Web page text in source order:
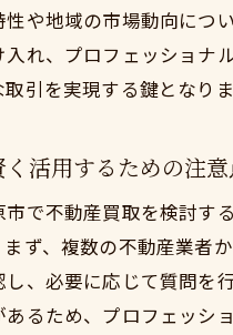
性や地域の市場動向につ
れ、プロフェッショナ
引を実現する鍵となりま
活用するための注意
で不動産買取を検討す
ず、複数の不動産業者
、必要に応じて質問を
あるため、プロフェッシ